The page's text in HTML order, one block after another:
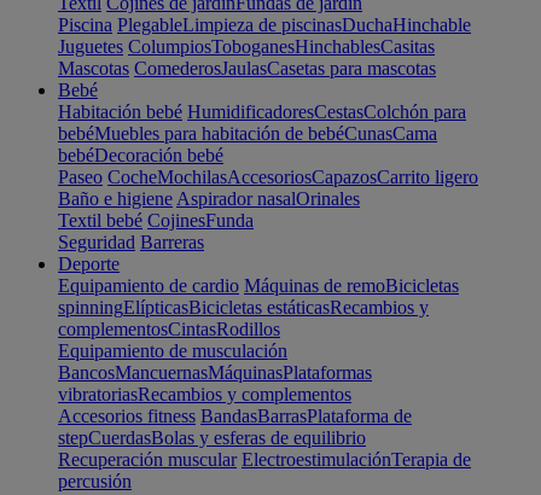
Piscina PlegableLimpieza de piscinasDuchaHinchable
Juguetes ColumpiosToboganesHinchablesCasitas
Mascotas ComederosJaulasCasetas para mascotas
Bebé
Habitación bebé HumidificadoresCestasColchón para
bebéMuebles para habitación de bebéCunasCama
bebéDecoración bebé
Paseo CocheMochilasAccesoriosCapazosCarrito ligero
Baño e higiene Aspirador nasalOrinales
Textil bebé CojinesFunda
Seguridad Barreras
Deporte
Equipamiento de cardio Máquinas de remoBicicletas
spinningElípticasBicicletas estáticasRecambios y
complementosCintasRodillos
Equipamiento de musculación
BancosMancuernasMáquinasPlataformas
vibratoriasRecambios y complementos
Accesorios fitness BandasBarrasPlataforma de
stepCuerdasBolas y esferas de equilibrio
Recuperación muscular ElectroestimulaciónTerapia de
percusión